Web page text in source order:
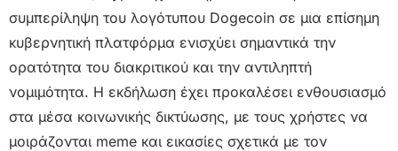
συμπερίληψη του λογότυπου Dogecoin σε μια επίσημη
κυβερνητική πλατφόρμα ενισχύει σημαντικά την
ορατότητα του διακριτικού και την αντιληπτή
νομιμότητα. Η εκδήλωση έχει προκαλέσει ενθουσιασμό
στα μέσα κοινωνικής δικτύωσης, με τους χρήστες να
μοιράζονται meme και εικασίες σχετικά με τον